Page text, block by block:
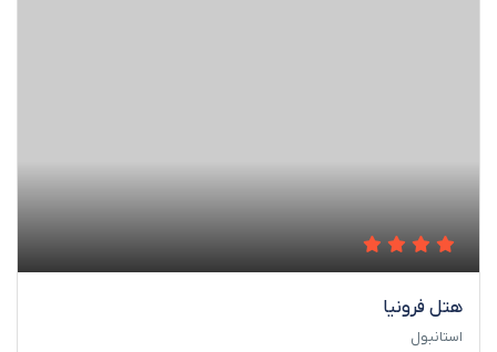
هتل فرونیا
استانبول